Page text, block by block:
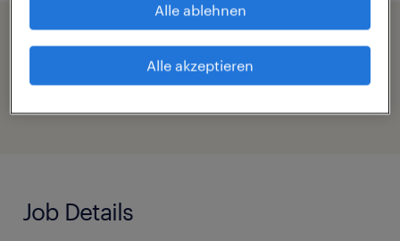
Beschleunigen Sie die Jobsuche durch die
Freigabe Ihres Profils
Job Details
Alle ablehnen
Alle akzeptieren